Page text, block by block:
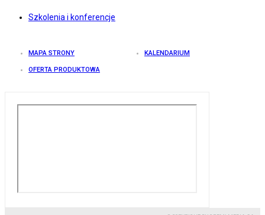
Szkolenia i konferencje
MAPA STRONY KALENDARIUM
OFERTA PRODUKTOWA